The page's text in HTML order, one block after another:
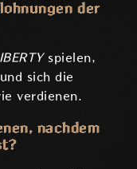
der
spielen,
sich die
verdienen.
nachdem